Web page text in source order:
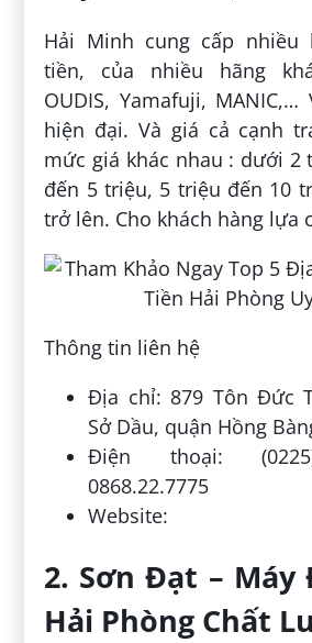
Hải Minh cung cấp nhiều
tiền, của nhiều hãng
OUDIS, Yamafuji,
hiện đại. Và giá cả cạnh
mức giá khác nhau : dưới 2
đến 5 triệu, 5 triệu đến 10
trở lên. Cho khách hàng lựa
Thông tin liên hệ
Địa chỉ: 879 Tôn Đức
Sở Dầu, quận Hồng
Điện thoại:
0868.22.7775
Website:
2. Sơn Đạt – Máy
Hải Phòng Chất